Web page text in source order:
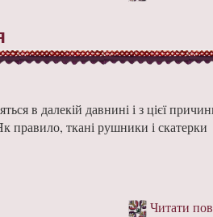
в далекій давнині і з цієї
правило, ткані рушники і скатерки
Читати